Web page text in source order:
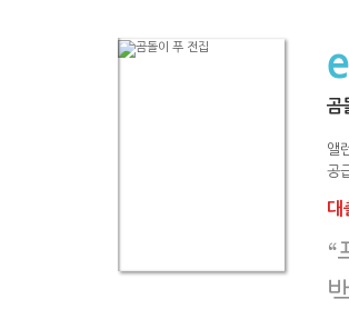
곰
앨
공
대